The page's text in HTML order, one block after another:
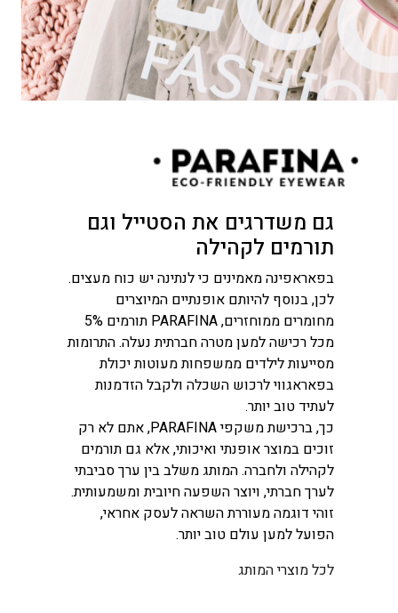
גם משדרגים את הסטייל וגם
תורמים לקהילה
בפאראפינה מאמינים כי לנתינה יש כוח מעצים.
לכן, בנוסף להיותם אופנתיים המיוצרים
מחומרים ממוחזרים, PARAFINA תורמים 5%
מכל רכישה למען מטרה חברתית נעלה. התרומות
מסייעות לילדים ממשפחות מעוטות יכולת
בפאראגווי לרכוש השכלה ולקבל הזדמנות
לעתיד טוב יותר.
כך, ברכישת משקפי PARAFINA, אתם לא רק
זוכים במוצר אופנתי ואיכותי, אלא גם תורמים
לקהילה ולחברה. המותג משלב בין ערך סביבתי
לערך חברתי, ויוצר השפעה חיובית ומשמעותית.
זוהי דוגמה מעוררת השראה לעסק אחראי,
הפועל למען עולם טוב יותר.
לכל מוצרי המותג